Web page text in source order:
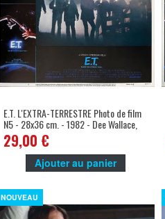
E.T. L'EXTRA-TERRESTRE Photo de film
N5 - 28x36 cm. - 1982 - Dee Wallace,
Steven Spielberg -
29,00 €
Ajouter au panier
NOUVEAU